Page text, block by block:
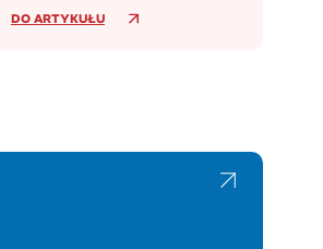
WHO
DO ARTYKUŁU